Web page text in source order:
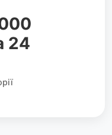
24